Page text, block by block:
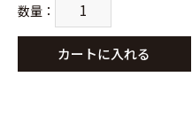
数量 ：
カートに入れる